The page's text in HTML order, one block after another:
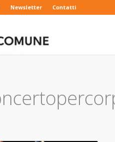
Newsletter Contatti